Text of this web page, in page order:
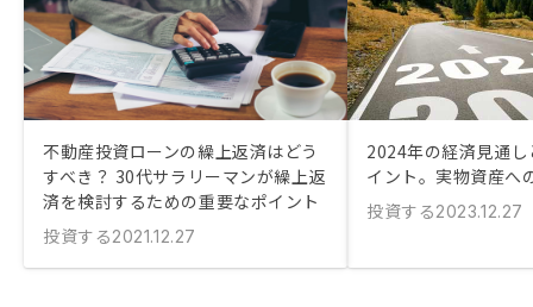
不動産投資ローンの繰上返済はどう
すべき？ 30代サラリーマンが繰上返
済を検討するための重要なポイント
投資する2021.12.27
2024年の経済見通
イント。実物資産へ
投資する2023.12.27